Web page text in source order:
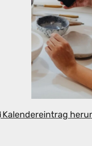
Kalendereintrag